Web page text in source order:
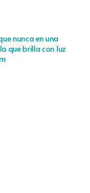
nunca en una
que brilla con luz